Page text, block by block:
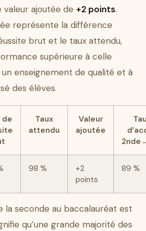
ajoutée de +2 points.
représente la différence
brut et le taux attendu,
supérieure à celle
enseignement de qualité et à
des élèves.
de
Taux
attendu
Valeur
ajoutée
98 %
+2
points
89 %
la seconde au baccalauréat est
qu’une grande majorité des